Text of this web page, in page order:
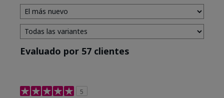
Evaluado por 57 clientes
5